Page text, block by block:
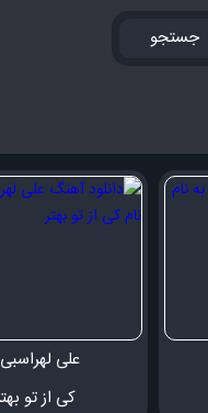
جستجو
علی لهراسبی
کی از تو